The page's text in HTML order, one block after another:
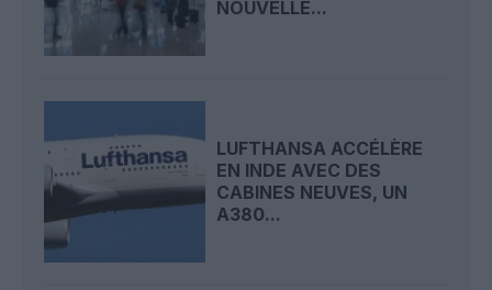
NOUVELLE...
LUFTHANSA ACCÉLÈRE
EN INDE AVEC DES
CABINES NEUVES, UN
A380...